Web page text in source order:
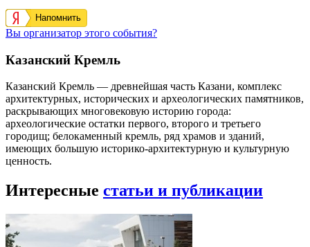
Напомнить
Вы организатор этого события?
Казанский Кремль
Казанский Кремль — древнейшая часть Казани, комплекс
архитектурных, исторических и археологических памятников,
раскрывающих многовековую историю города:
археологические остатки первого, второго и третьего
городищ; белокаменный кремль, ряд храмов и зданий,
имеющих большую историко-архитектурную и культурную
ценность.
Интересные статьи и публикации